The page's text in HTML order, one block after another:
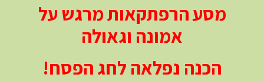
מסע הרפתקאות מרגש על
אמונה וגאולה
הכנה נפלאה לחג הפסח!